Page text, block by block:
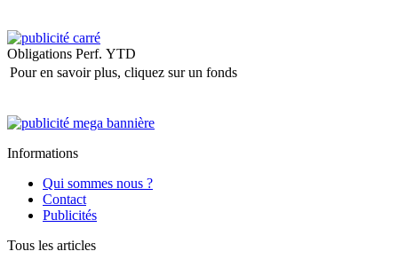
Obligations Perf. YTD
Pour en savoir plus, cliquez sur un fonds
Informations
Qui sommes nous ?
Contact
Publicités
Tous les articles